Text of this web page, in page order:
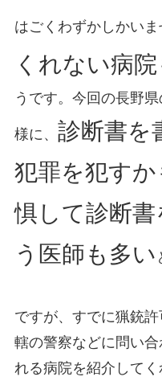
はごくわずかしかい
くれない病
うです。今回の長野
様に、 診断書を
犯罪を犯す
惧して診断
う医師も多い
ですが、すでに猟銃
轄の警察などに問い
れる病院を紹介してく